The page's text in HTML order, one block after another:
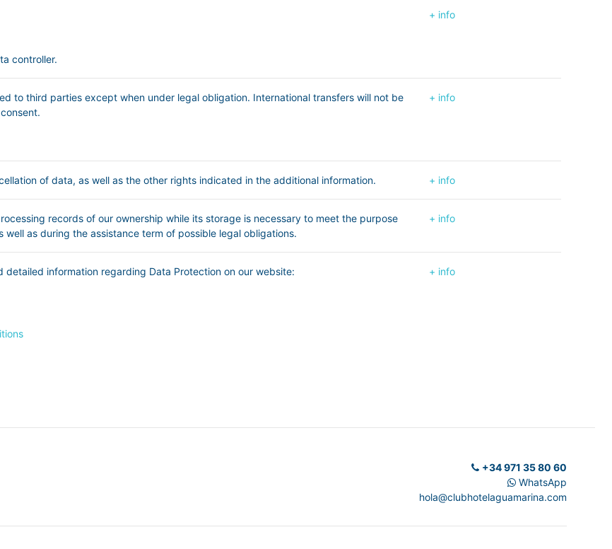
controller.
+ info
to third parties except when under legal obligation. International transfers will not be
+ info
of data, as well as the other rights indicated in the additional information. + info
records of our ownership while its storage is necessary to meet the purpose
as during the assistance term of possible legal obligations.
+ info
detailed information regarding Data Protection on our website:
+ info
+34 971 35 80 60
WhatsApp
hola@clubhotelaguamarina.com